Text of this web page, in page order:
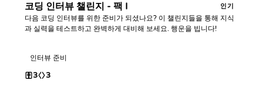
코딩 인터뷰 챌린지 - 팩 I 인기
다음 코딩 인터뷰를 위한 준비가 되셨나요? 이 챌린지들을 통해 지식
과 실력을 테스트하고 완벽하게 대비해 보세요. 행운을 빕니다!
인터뷰 준비
3 3